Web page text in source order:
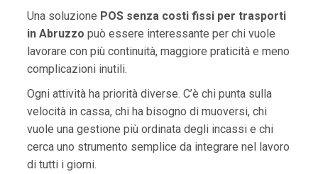
Una soluzione POS senza costi fissi per trasporti
in Abruzzo può essere interessante per chi vuole
lavorare con più continuità, maggiore praticità e meno
complicazioni inutili.
Ogni attività ha priorità diverse. C’è chi punta sulla
velocità in cassa, chi ha bisogno di muoversi, chi
vuole una gestione più ordinata degli incassi e chi
cerca uno strumento semplice da integrare nel lavoro
di tutti i giorni.